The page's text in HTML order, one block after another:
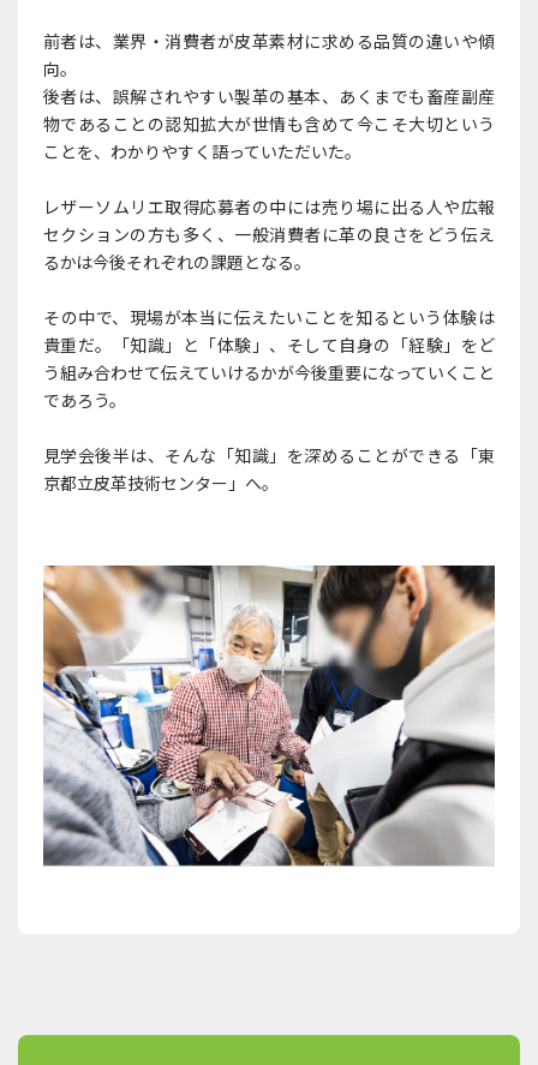
前者は、業界・消費者が皮革素材に求める品質の違いや傾
向。
後者は、誤解されやすい製革の基本、あくまでも畜産副産
物であることの認知拡大が世情も含めて今こそ大切という
ことを、わかりやすく語っていただいた。
レザーソムリエ取得応募者の中には売り場に出る人や広報
セクションの方も多く、一般消費者に革の良さをどう伝え
るかは今後それぞれの課題となる。
その中で、現場が本当に伝えたいことを知るという体験は
貴重だ。「知識」と「体験」、そして自身の「経験」をど
う組み合わせて伝えていけるかが今後重要になっていくこと
であろう。
見学会後半は、そんな「知識」を深めることができる「東
京都立皮革技術センター」へ。